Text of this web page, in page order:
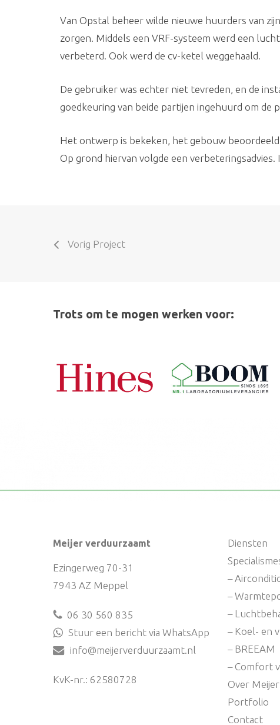
Van Opstal beheer wilde nieuwe huurders van
zorgen. Middels een VRF-systeem werd een
verbeterd. Ook werd de cv-ketel weggehaald.
De gebruiker was echter niet tevreden, en de
goedkeuring van beide partijen ingehuurd om de
Het ontwerp is bekeken, het gebouw
Op grond hiervan volgde een
Vorig Project
Trots om te mogen werken voor:
Meijer verduurzaamt
Ezingerweg 70-31
7943 AZ Meppel
06 30 560 835
Stuur een bericht via WhatsApp
info@meijerverduurzaamt.nl
KvK-nr.: 62580728
Diensten
–
–
–
– Koel- en
– BREEAM
– Comfort
Over
Portfolio
Contact